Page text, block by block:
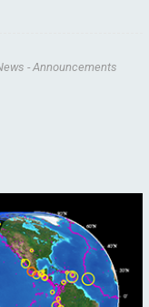
- Announcements